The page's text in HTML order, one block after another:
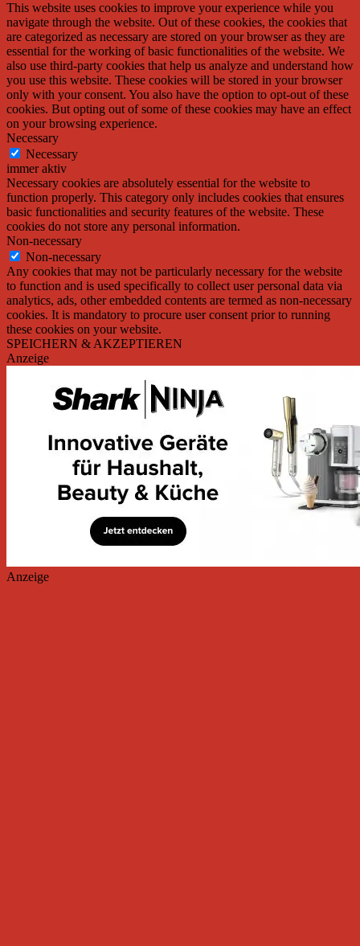
This website uses cookies to improve your experience while you
navigate through the website. Out of these cookies, the cookies that
are categorized as necessary are stored on your browser as they are
essential for the working of basic functionalities of the website. We
also use third-party cookies that help us analyze and understand how
you use this website. These cookies will be stored in your browser
only with your consent. You also have the option to opt-out of these
cookies. But opting out of some of these cookies may have an effect
on your browsing experience.
Necessary
Necessary
immer aktiv
Necessary cookies are absolutely essential for the website to
function properly. This category only includes cookies that ensures
basic functionalities and security features of the website. These
cookies do not store any personal information.
Non-necessary
Non-necessary
Any cookies that may not be particularly necessary for the website
to function and is used specifically to collect user personal data via
analytics, ads, other embedded contents are termed as non-necessary
cookies. It is mandatory to procure user consent prior to running
these cookies on your website.
SPEICHERN & AKZEPTIEREN
Anzeige
Anzeige